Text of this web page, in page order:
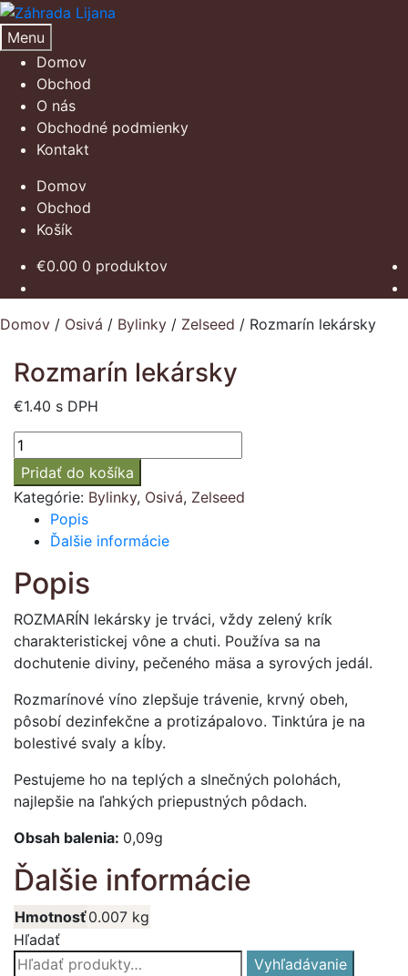
Preskočiť
na
navigáciu
Preskočiť
na
obsah
Menu
Domov
Obchod
O nás
Obchodné podmienky
Kontakt
Domov
Obchod
Košík
€0.00 0 produktov
Domov / Osivá / Bylinky / Zelseed / Rozmarín lekársky
Rozmarín lekársky
€1.40 s DPH
množstvo
Rozmarín
lekársky
Pridať do košíka
Kategórie: Bylinky, Osivá, Zelseed
Popis
Ďalšie informácie
Popis
ROZMARÍN lekársky je trváci, vždy zelený krík
charakteristickej vône a chuti. Používa sa na
dochutenie diviny, pečeného mäsa a syrových jedál.
Rozmarínové víno zlepšuje trávenie, krvný obeh,
pôsobí dezinfekčne a protizápalovo. Tinktúra je na
bolestivé svaly a kĺby.
Pestujeme ho na teplých a slnečných polohách,
najlepšie na ľahkých priepustných pôdach.
Obsah balenia: 0,09g
Ďalšie informácie
Hmotnosť0.007 kg
Hľadať
Hľadať:
Vyhľadávanie